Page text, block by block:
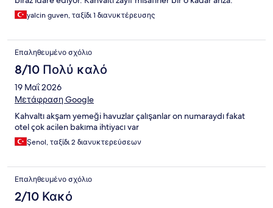
yalcin guven, ταξίδι 1 διανυκτέρευσης
Επαληθευμένο σχόλιο
8/10 Πολύ καλό
19 Μαΐ 2026
Μετάφραση Google
Kahvaltı akşam yemeği havuzlar çalışanlar on numaraydı fakat
otel çok acilen bakıma ihtiyacı var
Şenol, ταξίδι 2 διανυκτερεύσεων
Επαληθευμένο σχόλιο
2/10 Κακό